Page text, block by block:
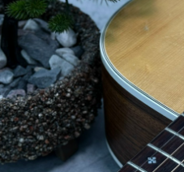
New York Times Михаил
в Апатитах свой
2 ... 6 8 9